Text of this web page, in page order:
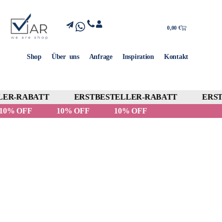
0,00 €
Shop Über uns Anfrage Inspiration Kontakt
RABATT ERSTBESTELLER-RABATT
10% OFF
10% OFF 10% OFF